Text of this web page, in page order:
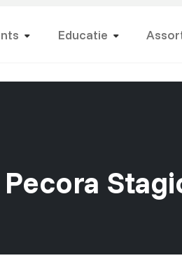
Educatie